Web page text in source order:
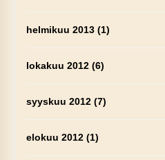
helmikuu 2013(1)
lokakuu 2012(6)
syyskuu 2012(7)
elokuu 2012(1)